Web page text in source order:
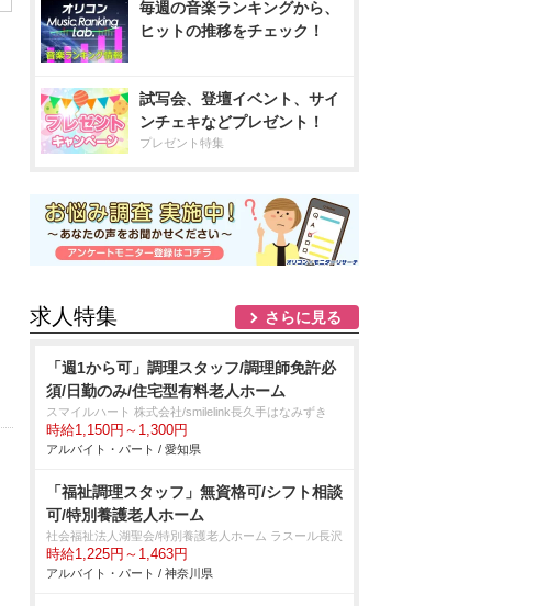
毎週の音楽ランキングから、
ヒットの推移をチェック！
試写会、登壇イベント、サイ
ンチェキなどプレゼント！
プレゼント特集
求人特集 さらに見る
「週1から可」調理スタッフ/調理師免許必
須/日勤のみ/住宅型有料老人ホーム
スマイルハート 株式会社/smilelink長久手はなみずき
時給1,150円～1,300円
アルバイト・パート / 愛知県
「福祉調理スタッフ」無資格可/シフト相談
可/特別養護老人ホーム
社会福祉法人湖聖会/特別養護老人ホーム ラスール長沢
時給1,225円～1,463円
アルバイト・パート / 神奈川県